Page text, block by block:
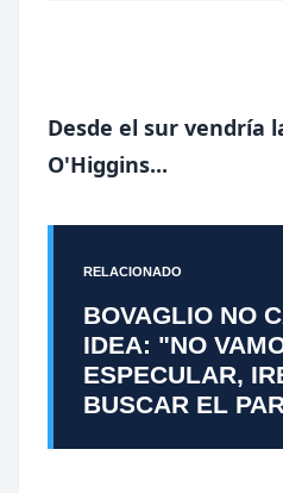
Desde el sur vendría
O'Higgins...
RELACIONADO
BOVAGLIO NO
IDEA: "NO
ESPECULAR,
BUSCAR EL